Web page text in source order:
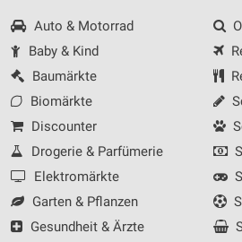
Auto & Motorrad
Baby & Kind
Baumärkte
Biomärkte
Discounter
Drogerie & Parfümerie
Elektromärkte
Garten & Pflanzen
Gesundheit & Ärzte